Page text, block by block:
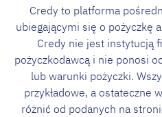
Credy to platforma
ubiegającymi się o pożyczkę
Credy nie jest instytucją
pożyczkodawcą i nie ponosi
lub warunki pożyczki.
przykładowe, a ostateczne
różnić od podanych na